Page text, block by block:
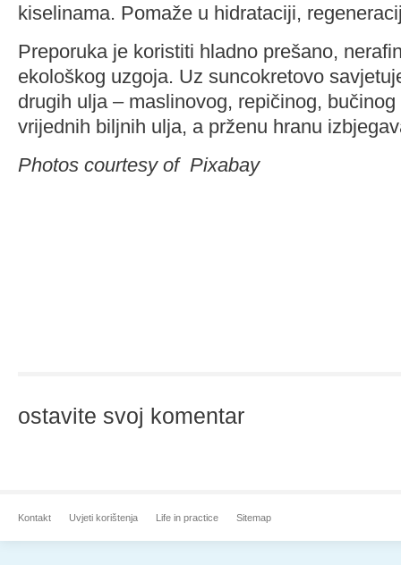
kiselinama. Pomaže u hidrataciji,
Preporuka je koristiti hladno prešano,
ekološkog uzgoja. Uz suncokretovo
drugih ulja – maslinovog, repičinog,
vrijednih biljnih ulja, a prženu hranu
Photos courtesy of Pixabay
ostavite svoj komentar
Kontakt Uvjeti korištenja Life in practice Sitemap